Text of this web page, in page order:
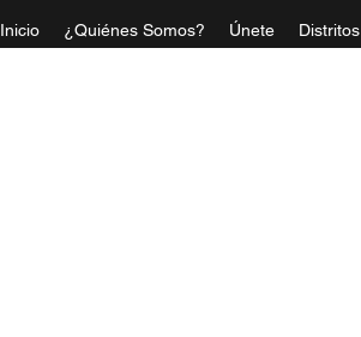
Inicio ¿Quiénes Somos? Únete Distritos